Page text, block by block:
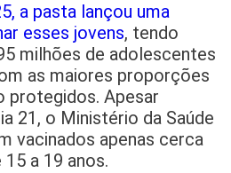
a pasta lançou uma
esses jovens, tendo
milhões de adolescentes
as maiores proporções
protegidos. Apesar
21, o Ministério da Saúde
vacinados apenas cerca
a 19 anos.